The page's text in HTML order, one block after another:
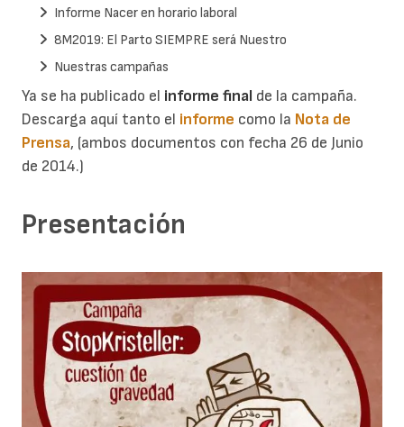
Ya se ha publicado el informe final de la campaña.
Descarga aquí tanto el informe como la Nota de
Prensa, (ambos documentos con fecha 26 de Junio
de 2014.)
Presentación
Informe Nacer en horario laboral
8M2019: El Parto SIEMPRE será Nuestro
Nuestras campañas